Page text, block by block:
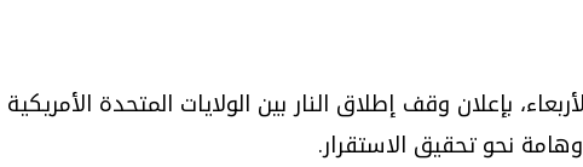
بإعلان وقف إطلاق النار بين الولايات المتحدة الأمريكية
نحو تحقيق الاستقرار.